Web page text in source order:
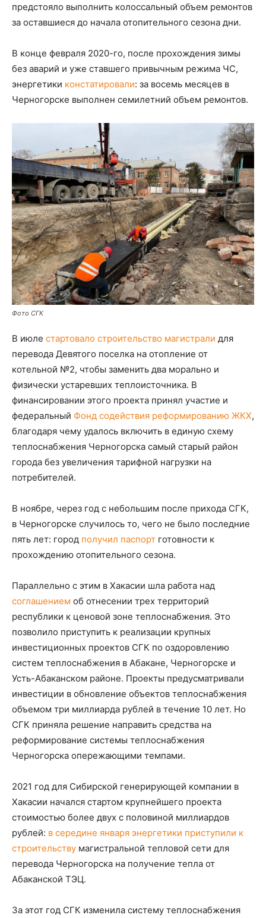
предстояло выполнить колоссальный объем ремонтов
за оставшиеся до начала отопительного сезона дни.
В конце февраля 2020-го, после прохождения зимы
без аварий и уже ставшего привычным режима ЧС,
энергетики констатировали: за восемь месяцев в
Черногорске выполнен семилетний объем ремонтов.
Фото СГК
В июле стартовало строительство магистрали для
перевода Девятого поселка на отопление от
котельной №2, чтобы заменить два морально и
физически устаревших теплоисточника. В
финансировании этого проекта принял участие и
федеральный Фонд содействия реформированию ЖКХ,
благодаря чему удалось включить в единую схему
теплоснабжения Черногорска самый старый район
города без увеличения тарифной нагрузки на
потребителей.
В ноябре, через год с небольшим после прихода СГК,
в Черногорске случилось то, чего не было последние
пять лет: город получил паспорт готовности к
прохождению отопительного сезона.
Параллельно с этим в Хакасии шла работа над
соглашением об отнесении трех территорий
республики к ценовой зоне теплоснабжения. Это
позволило приступить к реализации крупных
инвестиционных проектов СГК по оздоровлению
систем теплоснабжения в Абакане, Черногорске и
Усть-Абаканском районе. Проекты предусматривали
инвестиции в обновление объектов теплоснабжения
объемом три миллиарда рублей в течение 10 лет. Но
СГК приняла решение направить средства на
реформирование системы теплоснабжения
Черногорска опережающими темпами.
2021 год для Сибирской генерирующей компании в
Хакасии начался стартом крупнейшего проекта
стоимостью более двух с половиной миллиардов
рублей: в середине января энергетики приступили к
строительству магистральной тепловой сети для
перевода Черногорска на получение тепла от
Абаканской ТЭЦ.
За этот год СГК изменила систему теплоснабжения